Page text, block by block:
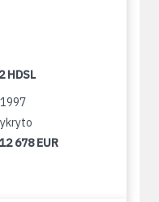
HDSL
12 678 EUR